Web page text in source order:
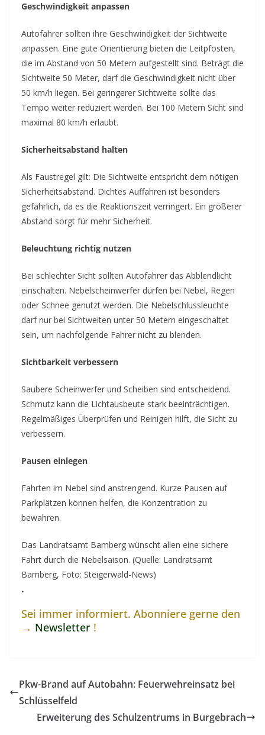
Geschwindigkeit anpassen
Autofahrer sollten ihre Geschwindigkeit der Sichtweite
anpassen. Eine gute Orientierung bieten die Leitpfosten,
die im Abstand von 50 Metern aufgestellt sind. Beträgt die
Sichtweite 50 Meter, darf die Geschwindigkeit nicht über
50 km/h liegen. Bei geringerer Sichtweite sollte das
Tempo weiter reduziert werden. Bei 100 Metern Sicht sind
maximal 80 km/h erlaubt.
Sicherheitsabstand halten
Als Faustregel gilt: Die Sichtweite entspricht dem nötigen
Sicherheitsabstand. Dichtes Auffahren ist besonders
gefährlich, da es die Reaktionszeit verringert. Ein größerer
Abstand sorgt für mehr Sicherheit.
Beleuchtung richtig nutzen
Bei schlechter Sicht sollten Autofahrer das Abblendlicht
einschalten. Nebelscheinwerfer dürfen bei Nebel, Regen
oder Schnee genutzt werden. Die Nebelschlussleuchte
darf nur bei Sichtweiten unter 50 Metern eingeschaltet
sein, um nachfolgende Fahrer nicht zu blenden.
Sichtbarkeit verbessern
Saubere Scheinwerfer und Scheiben sind entscheidend.
Schmutz kann die Lichtausbeute stark beeinträchtigen.
Regelmäßiges Überprüfen und Reinigen hilft, die Sicht zu
verbessern.
Pausen einlegen
Fahrten im Nebel sind anstrengend. Kurze Pausen auf
Parkplätzen können helfen, die Konzentration zu
bewahren.
Das Landratsamt Bamberg wünscht allen eine sichere
Fahrt durch die Nebelsaison. (Quelle: Landratsamt
Bamberg, Foto: Steigerwald-News)
.
Sei immer informiert. Abonniere gerne den
→ Newsletter !
Pkw-Brand auf Autobahn: Feuerwehreinsatz bei
Schlüsselfeld
Erweiterung des Schulzentrums in Burgebrach